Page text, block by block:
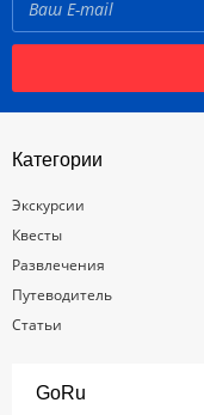
Категории
Экскурсии
Квесты
Развлечения
Путеводитель
Статьи
GoRu